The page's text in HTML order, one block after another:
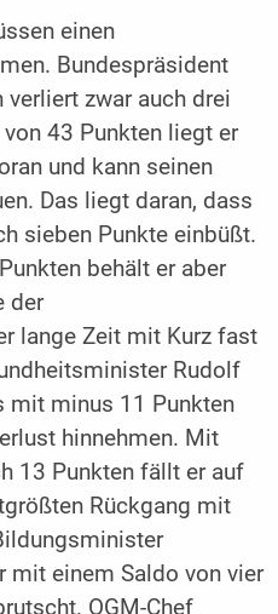
einen
Bundespräsident
verliert zwar auch drei
43 Punkten liegt er
und kann seinen
Das liegt daran, dass
sieben Punkte einbüßt.
behält er aber
der
lange Zeit mit Kurz fast
Rudolf
mit minus 11 Punkten
hinnehmen. Mit
13 Punkten fällt er auf
Rückgang mit
mit einem Saldo von vier
OGM-Chef